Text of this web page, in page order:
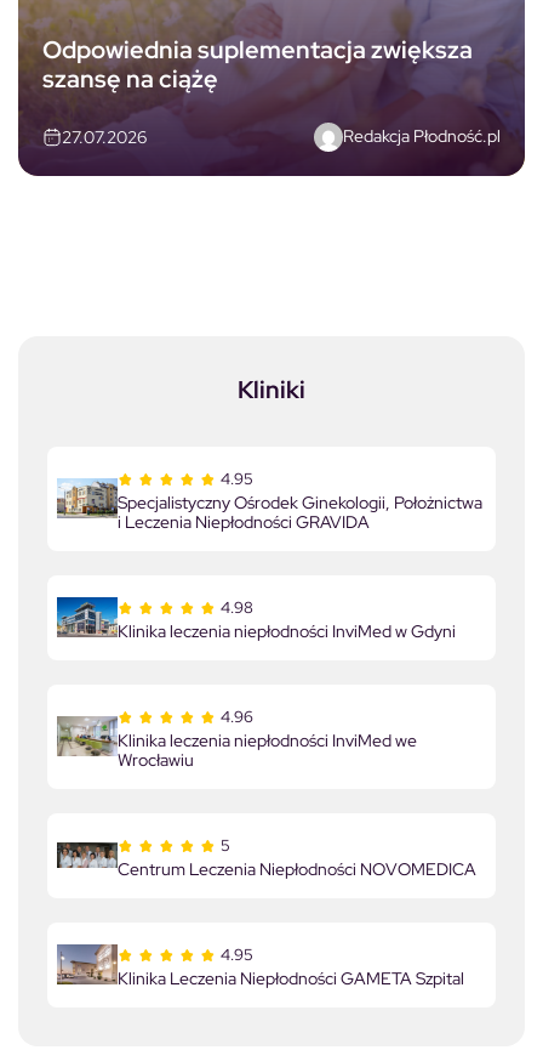
Odpowiednia suplementacja zwiększa
szansę na ciążę
27.07.2026 Redakcja Płodność.pl
Kliniki
4.95
Specjalistyczny Ośrodek Ginekologii, Położnictwa
i Leczenia Niepłodności GRAVIDA
4.98
Klinika leczenia niepłodności InviMed w Gdyni
4.96
Klinika leczenia niepłodności InviMed we
Wrocławiu
5
Centrum Leczenia Niepłodności NOVOMEDICA
4.95
Klinika Leczenia Niepłodności GAMETA Szpital